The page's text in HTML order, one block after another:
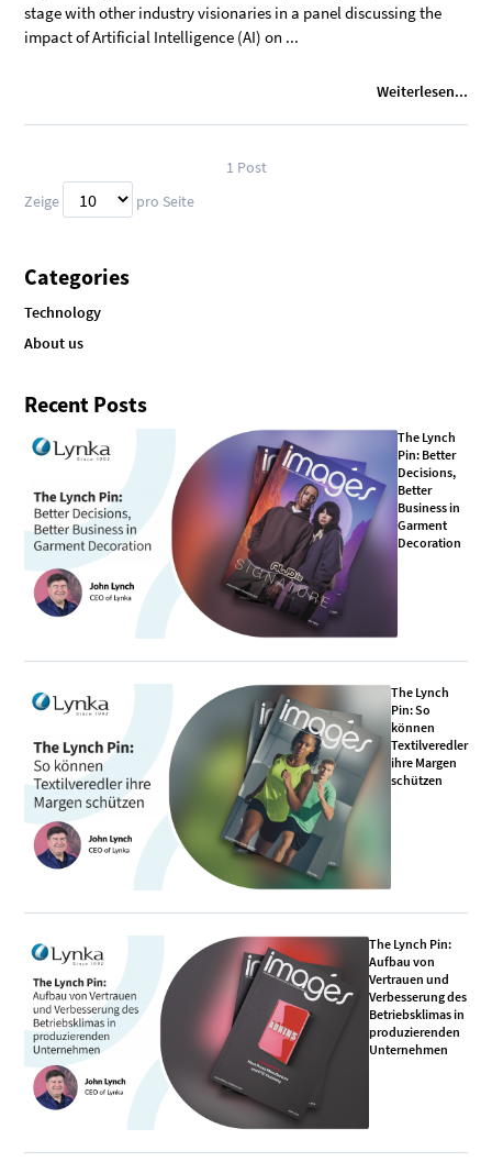
stage with other industry visionaries in a panel discussing the
impact of Artificial Intelligence (AI) on ...
Weiterlesen...
1 Post
Zeige
pro Seite
Categories
Technology
About us
Recent Posts
The Lynch
Pin: Better
Decisions,
Better
Business in
Garment
Decoration
The Lynch
Pin: So
können
Textilveredler
ihre Margen
schützen
The Lynch Pin:
Aufbau von
Vertrauen und
Verbesserung des
Betriebsklimas in
produzierenden
Unternehmen